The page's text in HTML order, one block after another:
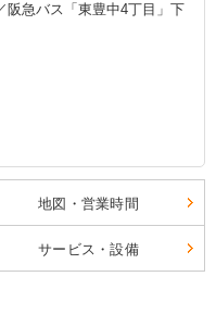
阪急バス「東豊中4丁目」下
地図・営業時間
サービス・設備